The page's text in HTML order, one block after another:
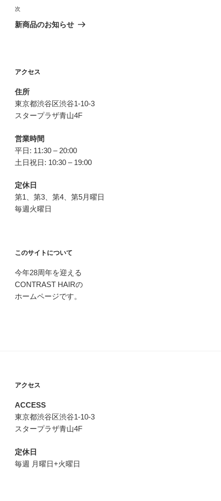
ビ
ゲ
ン
稿
次
の
次
新商品のお知らせ
アクセス
住所
東京都渋谷区渋谷1-10-3
スタープラザ青山4F
営業時間
平日: 11:30 – 20:00
土日祝日: 10:30 – 19:00
定休日
第1、第3、第4、第5月曜日
毎週火曜日
このサイトについて
今年28周年を迎える
CONTRAST HAIRの
ホームページです。
アクセス
ACCESS
東京都渋谷区渋谷1-10-3
スタープラザ青山4F
定休日
毎週 月曜日+火曜日